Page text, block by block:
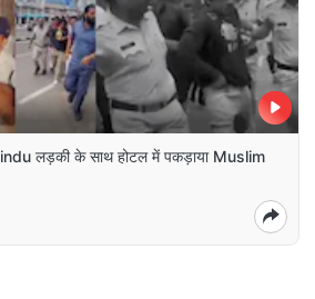
लड़की के साथ होटल में पकड़ाया Muslim